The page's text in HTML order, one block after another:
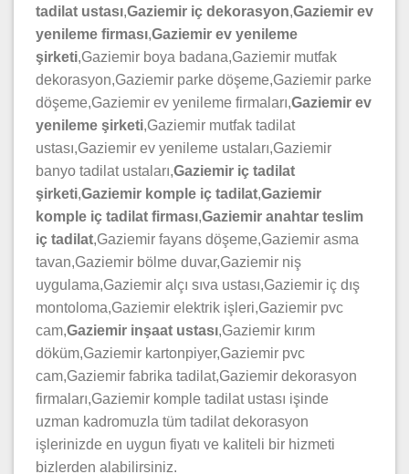
tadilat ustası,Gaziemir iç dekorasyon,Gaziemir ev
yenileme firması,Gaziemir ev yenileme
şirketi,Gaziemir boya badana,Gaziemir mutfak
dekorasyon,Gaziemir parke döşeme,Gaziemir parke
döşeme,Gaziemir ev yenileme firmaları,Gaziemir ev
yenileme şirketi,Gaziemir mutfak tadilat
ustası,Gaziemir ev yenileme ustaları,Gaziemir
banyo tadilat ustaları,Gaziemir iç tadilat
şirketi,Gaziemir komple iç tadilat,Gaziemir
komple iç tadilat firması,Gaziemir anahtar teslim
iç tadilat,Gaziemir fayans döşeme,Gaziemir asma
tavan,Gaziemir bölme duvar,Gaziemir niş
uygulama,Gaziemir alçı sıva ustası,Gaziemir iç dış
montoloma,Gaziemir elektrik işleri,Gaziemir pvc
cam,Gaziemir inşaat ustası,Gaziemir kırım
döküm,Gaziemir kartonpiyer,Gaziemir pvc
cam,Gaziemir fabrika tadilat,Gaziemir dekorasyon
firmaları,Gaziemir komple tadilat ustası işinde
uzman kadromuzla tüm tadilat dekorasyon
işlerinizde en uygun fiyatı ve kaliteli bir hizmeti
bizlerden alabilirsiniz.